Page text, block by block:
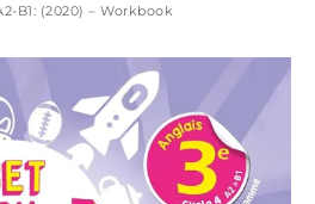
B1: (2020) – Workbook